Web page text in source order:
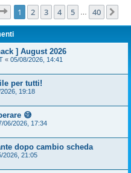
Pagina di 40
1 2 3 4 5 40
] August 2026
« 05/08/2026, 14:41
per tutti!
19:18
😅
06/2026, 17:34
dopo cambio scheda
2026, 21:05